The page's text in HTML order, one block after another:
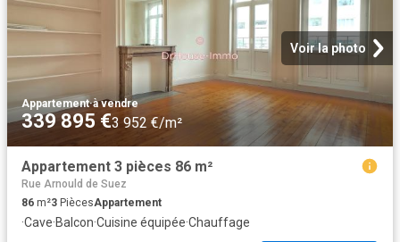
Voir la photo
Appartement·à vendre
339 895 €3 952 €/m²
Appartement 3 pièces 86 m²
Rue Arnould de Suez
86 m²3 PiècesAppartement
·Cave·Balcon·Cuisine équipée·Chauffage